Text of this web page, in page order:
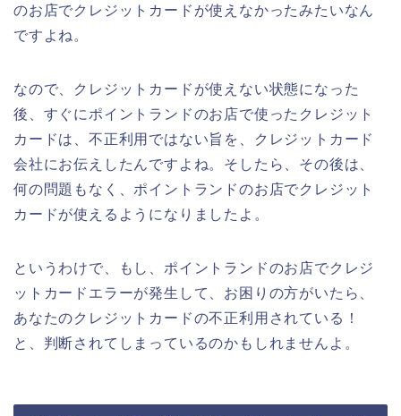
のお店でクレジットカードが使えなかったみたいなん
ですよね。
なので、クレジットカードが使えない状態になった
後、すぐにポイントランドのお店で使ったクレジット
カードは、不正利用ではない旨を、クレジットカード
会社にお伝えしたんですよね。そしたら、その後は、
何の問題もなく、ポイントランドのお店でクレジット
カードが使えるようになりましたよ。
というわけで、もし、ポイントランドのお店でクレジ
ットカードエラーが発生して、お困りの方がいたら、
あなたのクレジットカードの不正利用されている！
と、判断されてしまっているのかもしれませんよ。